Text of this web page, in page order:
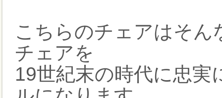
こちらのチェアはそん
チェアを
19世紀末の時代に忠